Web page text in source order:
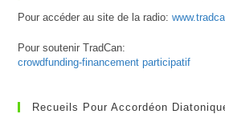
Pour accéder au site de la radio:
Pour soutenir TradCan:
crowdfunding-financement participatif
Recueils Pour Accordéon